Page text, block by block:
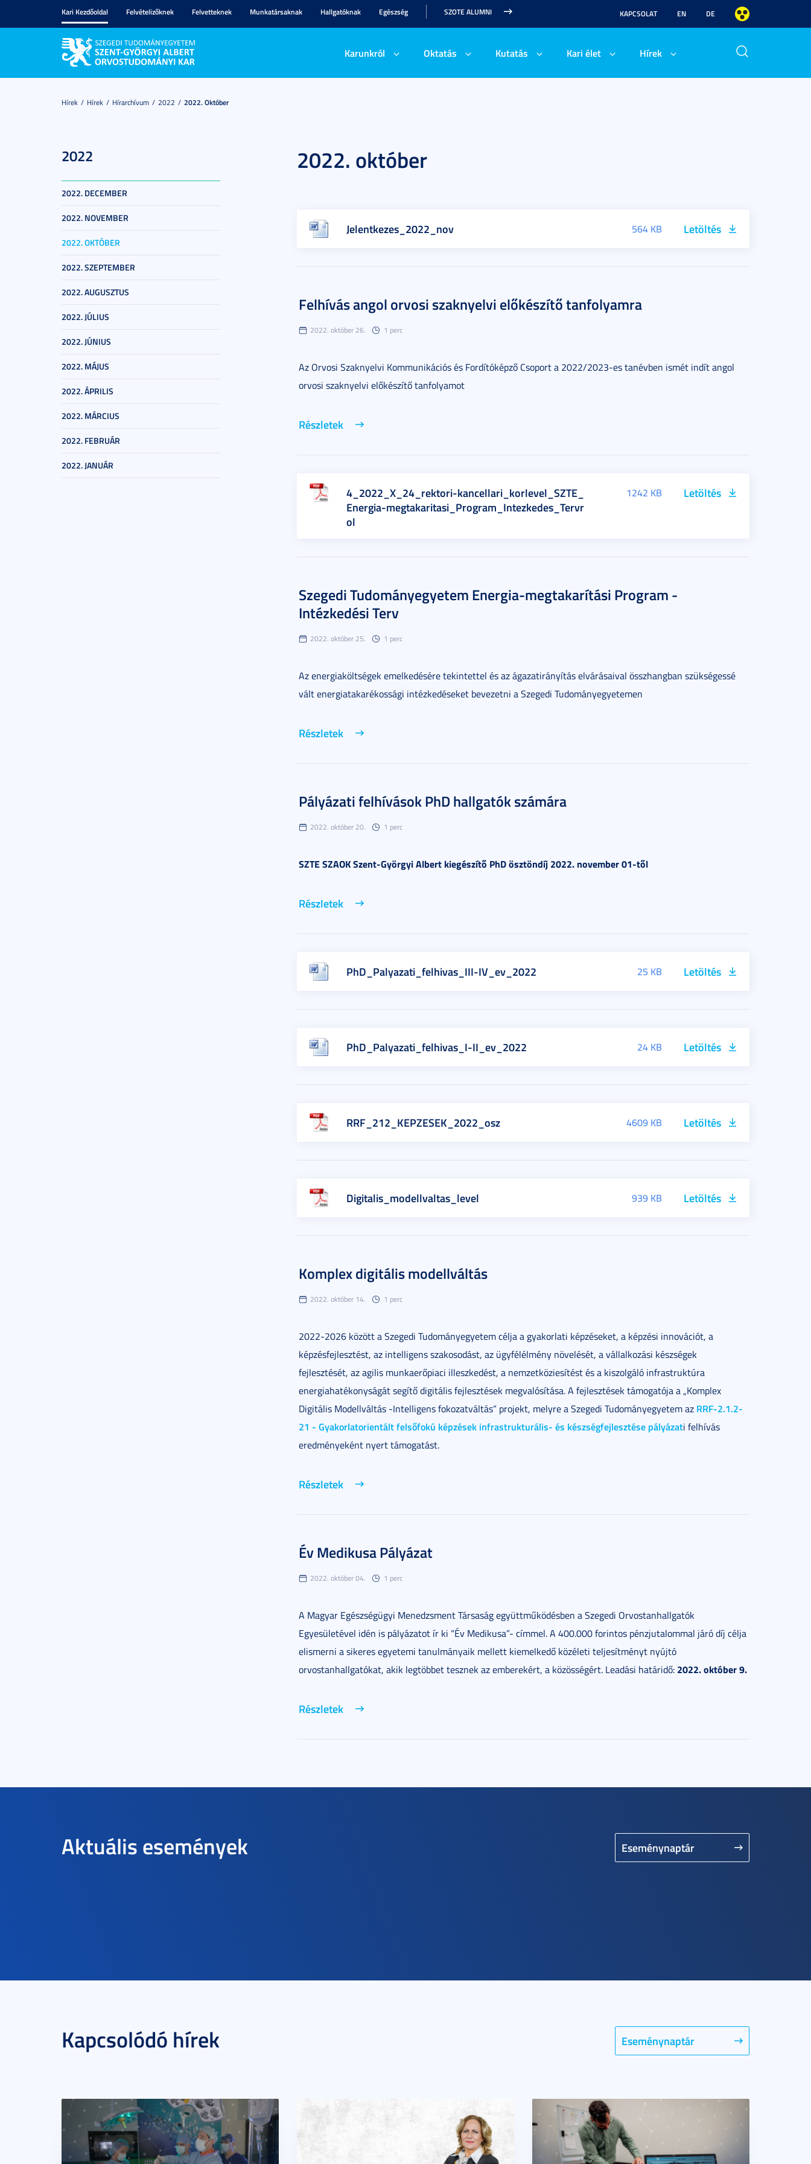
Kari Kezdőoldal Felvételizőknek Felvetteknek Munkatársaknak Hallgatóknak Egészség SZOTE ALUMNI KAPCSOLAT EN DE
Karunkról Oktatás Kutatás Kari élet Hírek
Hírek Hírek Hírarchívum 2022 2022. Október
2022
2022. DECEMBER
2022. NOVEMBER
2022. OKTÓBER
2022. SZEPTEMBER
2022. AUGUSZTUS
2022. JÚLIUS
2022. JÚNIUS
2022. MÁJUS
2022. ÁPRILIS
2022. MÁRCIUS
2022. FEBRUÁR
2022. JANUÁR
2022. október
Jelentkezes_2022_nov 564 KB Letöltés
Felhívás angol orvosi szaknyelvi előkészítő tanfolyamra
2022. október 26. 1 perc
Az Orvosi Szaknyelvi Kommunikációs és Fordítóképző Csoport a 2022/2023-es tanévben ismét indít angol
orvosi szaknyelvi előkészítő tanfolyamot
Részletek
4_2022_X_24_rektori-kancellari_korlevel_SZTE_
Energia-megtakaritasi_Program_Intezkedes_Tervr
ol
1242 KB Letöltés
Szegedi Tudományegyetem Energia-megtakarítási Program -
Intézkedési Terv
2022. október 25. 1 perc
Az energiaköltségek emelkedésére tekintettel és az ágazatirányítás elvárásaival összhangban szükségessé
vált energiatakarékossági intézkedéseket bevezetni a Szegedi Tudományegyetemen
Részletek
Pályázati felhívások PhD hallgatók számára
2022. október 20. 1 perc
SZTE SZAOKSzent-Györgyi Albert kiegészítő PhD ösztöndíj 2022. november 01-től
Részletek
PhD_Palyazati_felhivas_III-IV_ev_2022 25 KB Letöltés
PhD_Palyazati_felhivas_I-II_ev_2022 24 KB Letöltés
RRF_212_KEPZESEK_2022_osz 4609 KB Letöltés
Digitalis_modellvaltas_level 939 KB Letöltés
Komplex digitális modellváltás
2022. október 14. 1 perc
2022-2026 között a Szegedi Tudományegyetem célja a gyakorlati képzéseket, a képzési innovációt, a
képzésfejlesztést, az intelligens szakosodást, az ügyfélélmény növelését, a vállalkozási készségek
fejlesztését, az agilis munkaerőpiaci illeszkedést, a nemzetköziesítést és a kiszolgáló infrastruktúra
energiahatékonyságát segítő digitális fejlesztések megvalósítása. A fejlesztések támogatója a „Komplex
Digitális Modellváltás -Intelligens fokozatváltás” projekt, melyre a Szegedi Tudományegyetem az RRF-2.1.2-
21 - Gyakorlatorientált felsőfokú képzések infrastrukturális- és készségfejlesztése pályázati felhívás
eredményeként nyert támogatást.
Részletek
Év Medikusa Pályázat
2022. október 04. 1 perc
A Magyar Egészségügyi Menedzsment Társaság együttműködésben a Szegedi Orvostanhallgatók
Egyesületével idén is pályázatot ír ki “Év Medikusa”- címmel. A 400.000 forintos pénzjutalommal járó díj célja
elismerni a sikeres egyetemi tanulmányaik mellett kiemelkedő közéleti teljesítményt nyújtó
orvostanhallgatókat, akik legtöbbet tesznek az emberekért, a közösségért. Leadási határidő: 2022. október 9.
Részletek
Aktuális események Eseménynaptár
Kapcsolódó hírek Eseménynaptár